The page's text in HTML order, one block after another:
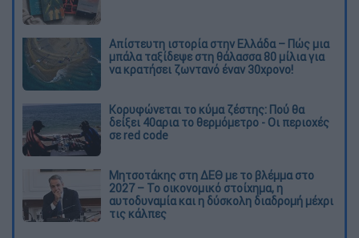
Απίστευτη ιστορία στην Ελλάδα – Πώς μια
μπάλα ταξίδεψε στη θάλασσα 80 μίλια για
να κρατήσει ζωντανό έναν 30χρονο!
Κορυφώνεται το κύμα ζέστης: Πού θα
δείξει 40αρια το θερμόμετρο - Οι περιοχές
σε red code
Μητσοτάκης στη ΔΕΘ με το βλέμμα στο
2027 – Το οικονομικό στοίχημα, η
αυτοδυναμία και η δύσκολη διαδρομή μέχρι
τις κάλπες